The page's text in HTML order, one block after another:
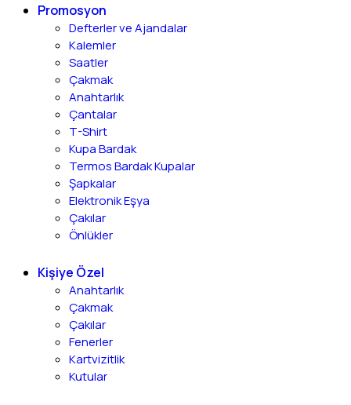
Promosyon
Defterler ve Ajandalar
Kalemler
Saatler
Çakmak
Anahtarlık
Çantalar
T-Shirt
Kupa Bardak
Termos Bardak Kupalar
Şapkalar
Elektronik Eşya
Çakılar
Önlükler
Kişiye Özel
Anahtarlık
Çakmak
Çakılar
Fenerler
Kartvizitlik
Kutular